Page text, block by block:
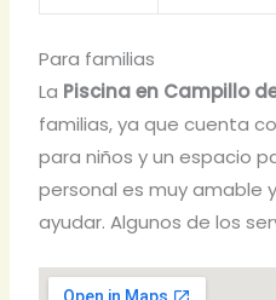
Para familias
La Piscina en Campillo
familias, ya que cuenta
para niños y un espacio
personal es muy amable
ayudar. Algunos de los